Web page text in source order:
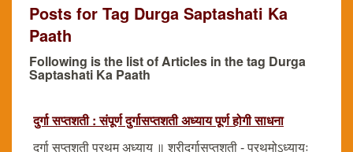
Posts for Tag Durga Saptashati Ka
Paath
Following is the list of Articles in the tag Durga
Saptashati Ka Paath
दुर्गा सप्तशती : संपूर्ण दुर्गासप्तशती अध्याय पूर्ण होगी साधना
दुर्गा सप्तशती प्रथम अध्याय ॥ श्रीदुर्गासप्तशती - प्रथमोऽध्यायः